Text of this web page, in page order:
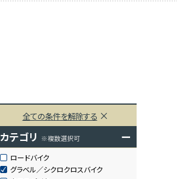
全ての条件を解除する
カテゴリ ※複数選択可 ー
ロードバイク
グラベル／シクロクロスバイク